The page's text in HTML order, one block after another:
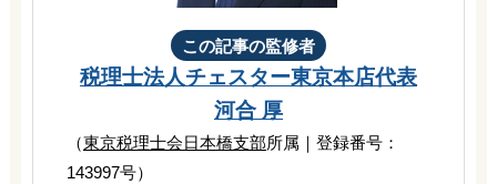
この記事の監修者
税理士法人チェスター東京本店代表
河合 厚
（東京税理士会日本橋支部所属｜登録番号：
143997号）